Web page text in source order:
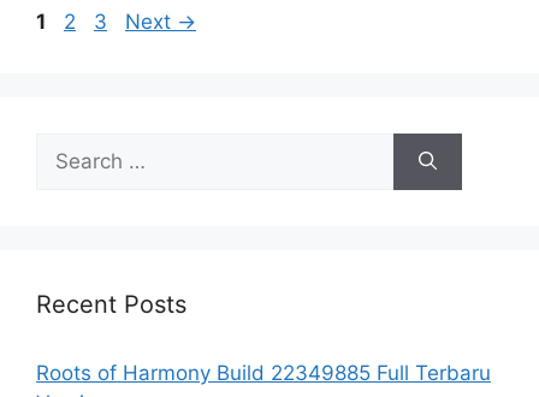
Page
1 Page
2 Page
3 Next →
for:
Recent Posts
Roots of Harmony Build 22349885 Full Terbaru